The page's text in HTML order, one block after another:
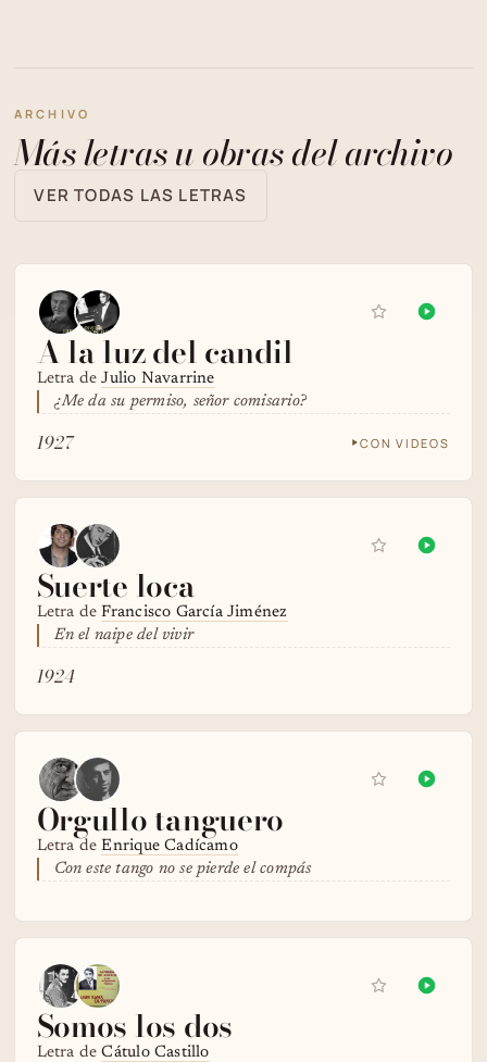
ARCHIVO
Más letras u obras del archivo
VER TODAS LAS LETRAS
A la luz del candil
Letra deJulio Navarrine
¿Me da su permiso, señor comisario?
1927 CON VIDEOS
Suerte loca
Letra deFrancisco García Jiménez
En el naipe del vivir
1924
Orgullo tanguero
Letra deEnrique Cadícamo
Con este tango no se pierde el compás
Somos los dos
Letra deCátulo Castillo